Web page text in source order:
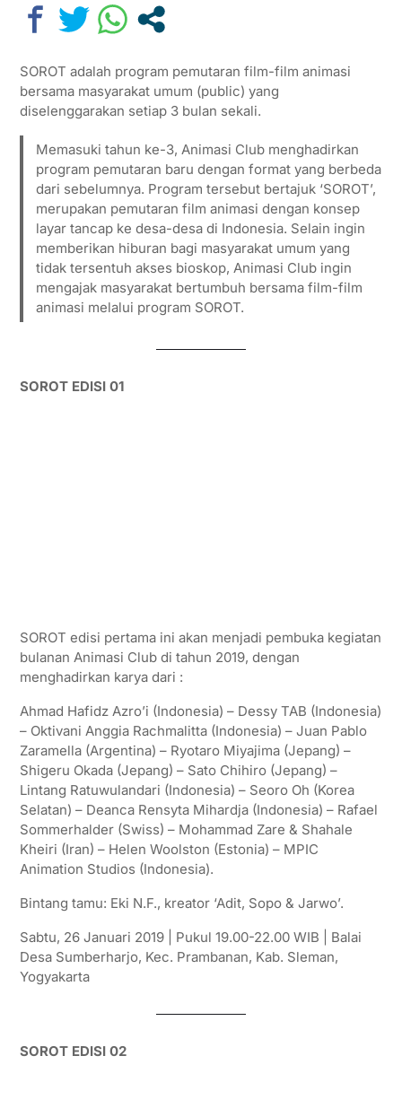
SOROT adalah program pemutaran film-film animasi
bersama masyarakat umum (public) yang
diselenggarakan setiap 3 bulan sekali.
Memasuki tahun ke-3, Animasi Club menghadirkan
program pemutaran baru dengan format yang berbeda
dari sebelumnya. Program tersebut bertajuk ‘SOROT’,
merupakan pemutaran film animasi dengan konsep
layar tancap ke desa-desa di Indonesia. Selain ingin
memberikan hiburan bagi masyarakat umum yang
tidak tersentuh akses bioskop, Animasi Club ingin
mengajak masyarakat bertumbuh bersama film-film
animasi melalui program SOROT.
SOROT EDISI 01
SOROT edisi pertama ini akan menjadi pembuka kegiatan
bulanan Animasi Club di tahun 2019, dengan
menghadirkan karya dari :
Ahmad Hafidz Azro’i (Indonesia) – Dessy TAB (Indonesia)
– Oktivani Anggia Rachmalitta (Indonesia) – Juan Pablo
Zaramella (Argentina) – Ryotaro Miyajima (Jepang) –
Shigeru Okada (Jepang) – Sato Chihiro (Jepang) –
Lintang Ratuwulandari (Indonesia) – Seoro Oh (Korea
Selatan) – Deanca Rensyta Mihardja (Indonesia) – Rafael
Sommerhalder (Swiss) – Mohammad Zare & Shahale
Kheiri (Iran) – Helen Woolston (Estonia) – MPIC
Animation Studios (Indonesia).
Bintang tamu: Eki N.F., kreator ‘Adit, Sopo & Jarwo’.
Sabtu, 26 Januari 2019 | Pukul 19.00-22.00 WIB | Balai
Desa Sumberharjo, Kec. Prambanan, Kab. Sleman,
Yogyakarta
SOROT EDISI 02